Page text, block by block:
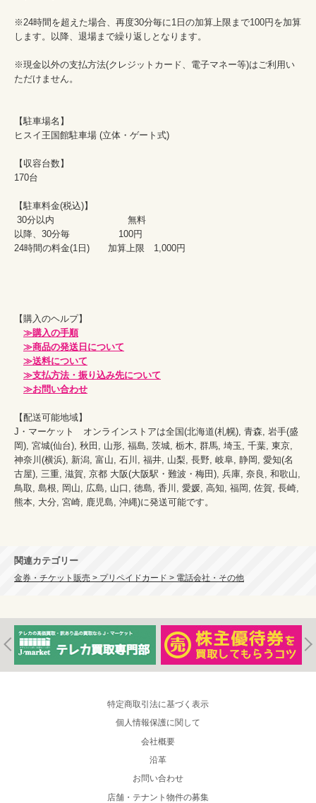
※24時間を超えた場合、再度30分毎に1日の加算上限まで100円を加算
します。以降、退場まで繰り返しとなります。
※現金以外の支払方法(クレジットカード、電子マネー等)はご利用い
ただけません。
【駐車場名】
ヒスイ王国館駐車場 (立体・ゲート式)
【収容台数】
170台
【駐車料金(税込)】
以降、30分毎 　　　　　100円
24時間の料金(1日)　　加算上限　1,000円
【購入のヘルプ】
≫購入の手順
≫商品の発送日について
≫送料について
≫支払方法・振り込み先について
≫お問い合わせ
【配送可能地域】
J・マーケット　オンラインストアは全国(北海道(札幌), 青森, 岩手(盛
岡), 宮城(仙台), 秋田, 山形, 福島, 茨城, 栃木, 群馬, 埼玉, 千葉, 東京,
神奈川(横浜), 新潟, 富山, 石川, 福井, 山梨, 長野, 岐阜, 静岡, 愛知(名
古屋), 三重, 滋賀, 京都 大阪(大阪駅・難波・梅田), 兵庫, 奈良, 和歌山,
鳥取, 島根, 岡山, 広島, 山口, 徳島, 香川, 愛媛, 高知, 福岡, 佐賀, 長崎,
熊本, 大分, 宮崎, 鹿児島, 沖縄)に発送可能です。
関連カテゴリー
金券・チケット販売 > プリペイドカード > 電話会社・その他
特定商取引法に基づく表示
個人情報保護に関して
会社概要
沿革
お問い合わせ
店舗・テナント物件の募集